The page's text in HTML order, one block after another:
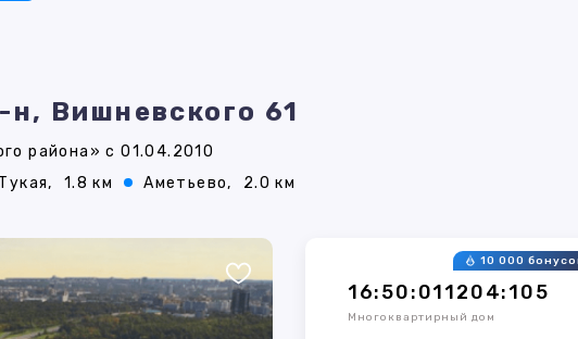
Вишневского 61
района» с 01.04.2010
1.8 км Аметьево, 2.0 км
16:50:011204:105
10 000
Многоквартирный дом